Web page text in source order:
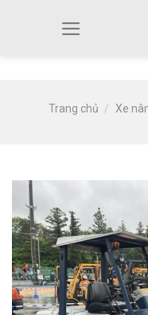
Trang chủ / Xe